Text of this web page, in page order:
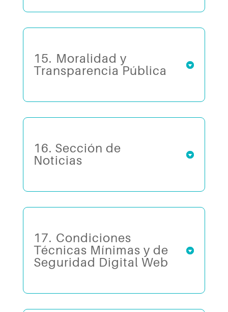
15.⁠ ⁠Moralidad y
Transparencia Pública
16. Sección de
Noticias
17.⁠ ⁠Condiciones
Técnicas Mínimas y de
Seguridad Digital Web